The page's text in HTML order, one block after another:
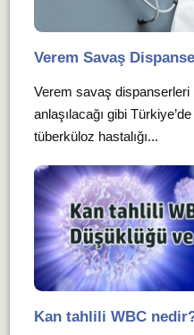
Verem Savaş
Verem savaş dispanserleri
anlaşılacağı gibi
tüberküloz hastalığı...
Kan tahlili WBC